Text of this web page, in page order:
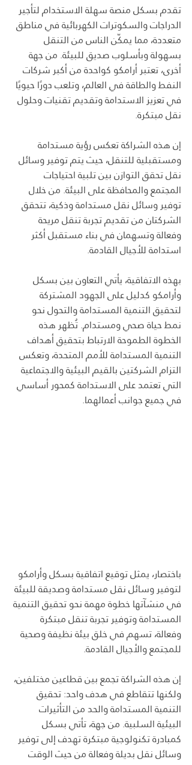
تقدم بسكل منصة سهلة الاستخدام لتأجير
الدراجات والسكوترات الكهربائية في مناطق
متعددة، مما يمكّن الناس من التنقل
بسهولة وبأسلوب صديق للبيئة. من جهة
أخرى، تعتبر أرامكو كواحدة من أكبر شركات
النفط والطاقة في العالم، وتلعب دورًا حيويًا
في تعزيز الاستدامة وتقديم تقنيات وحلول
نقل مبتكرة.
إن هذه الشراكة تعكس رؤية مستدامة
ومستقبلية للتنقل، حيث يتم توفير وسائل
نقل تحقق التوازن بين تلبية احتياجات
المجتمع والمحافظة على البيئة. من خلال
توفير وسائل نقل مستدامة وذكية، تتحقق
الشركتان من تقديم تجربة تنقل مريحة
وفعالة وتسهمان في بناء مستقبل أكثر
استدامة للأجيال القادمة.
بهذه الاتفاقية، يأتي التعاون بين بسكل
وأرامكو كدليل على الجهود المشتركة
لتحقيق التنمية المستدامة والتحول نحو
نمط حياة صحي ومستدام. تُظهر هذه
الخطوة الطموحة الارتباط بتحقيق أهداف
التنمية المستدامة للأمم المتحدة، وتعكس
التزام الشركتين بالقيم البيئية والاجتماعية
التي تعتمد على الاستدامة كمحور أساسي
في جميع جوانب أعمالهما.
باختصار، يمثل توقيع اتفاقية بسكل وأرامكو
لتوفير وسائل نقل مستدامة وصديقة للبيئة
في منشآتها خطوة مهمة نحو تحقيق التنمية
المستدامة وتوفير تجربة تنقل مبتكرة
وفعالة، تسهم في خلق بيئة نظيفة وصحية
للمجتمع والأجيال القادمة.
إن هذه الشراكة تجمع بين قطاعين مختلفين،
ولكنها تتقاطع في هدف واحد: تحقيق
التنمية المستدامة والحد من التأثيرات
البيئية السلبية. من جهة، تأتي بسكل
كمبادرة تكنولوجية مبتكرة تهدف إلى توفير
وسائل نقل بديلة وفعالة من حيث الوقت